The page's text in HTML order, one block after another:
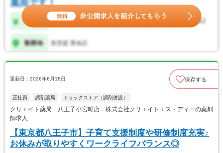
更新日：2026年6月18日 保存する
正社員 調剤薬局 ドラッグストア（調剤併設）
クリエイト薬局 八王子小宮町店 株式会社クリエイトエス・ディーの薬剤
師求人
【東京都八王子市】子育て支援制度や研修制度充実♪
お休みが取りやすくワークライフバランス◎